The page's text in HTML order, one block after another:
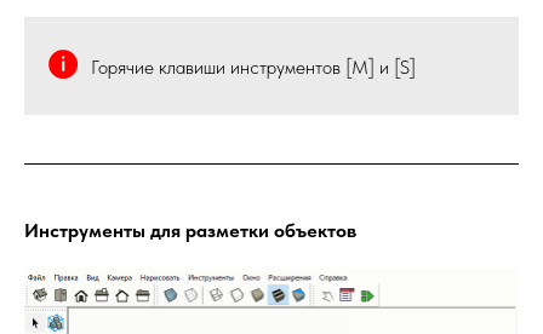
Горячие клавиши инструментов [M] и [S]
Инструменты для разметки объектов